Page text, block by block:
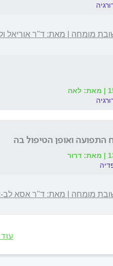
מומחה | מאת: ד"ר אוריאל
התפועה ואופן הטיפול בה
מומחה | מאת: ד"ר אסא